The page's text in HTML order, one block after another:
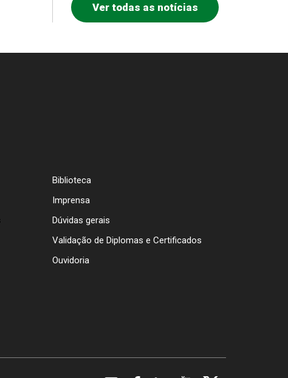
Ver todas as notícias
Biblioteca
Imprensa
Dúvidas gerais
Validação de Diplomas e Certificados
Ouvidoria